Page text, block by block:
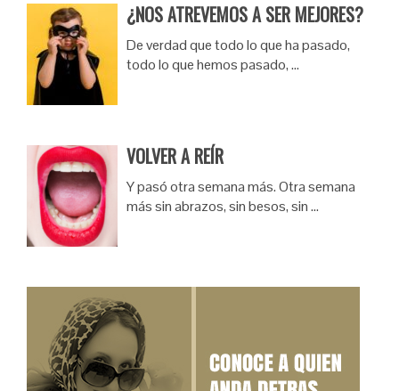
¿NOS ATREVEMOS A SER MEJORES?
De verdad que todo lo que ha pasado,
todo lo que hemos pasado, …
VOLVER A REÍR
Y pasó otra semana más. Otra semana
más sin abrazos, sin besos, sin …